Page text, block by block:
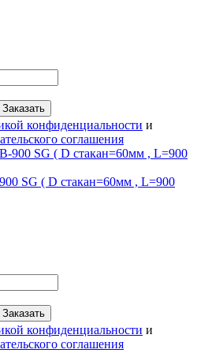
конфиденциальности и
соглашения
SG ( D стакан=60мм , L=900
конфиденциальности и
соглашения